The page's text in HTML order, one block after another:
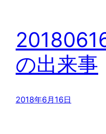
の出来事
2018年6月16日